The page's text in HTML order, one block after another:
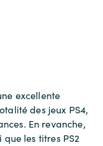
excellente
des jeux PS4,
En revanche,
les titres PS2